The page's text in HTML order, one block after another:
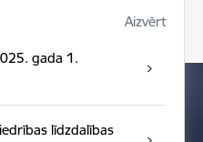
Aizvērt
gada 1.
līdzdalības